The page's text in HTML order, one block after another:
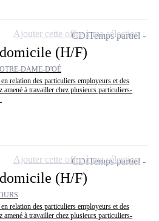
(H/F)
DAME-D'OÉ
relation des particuliers employeurs et des
amené à travailler chez plusieurs particuliers-
CDITemps partiel
Ajouter cette offre à ma sélection
(H/F)
relation des particuliers employeurs et des
amené à travailler chez plusieurs particuliers-
CDITemps partiel
Ajouter cette offre à ma sélection